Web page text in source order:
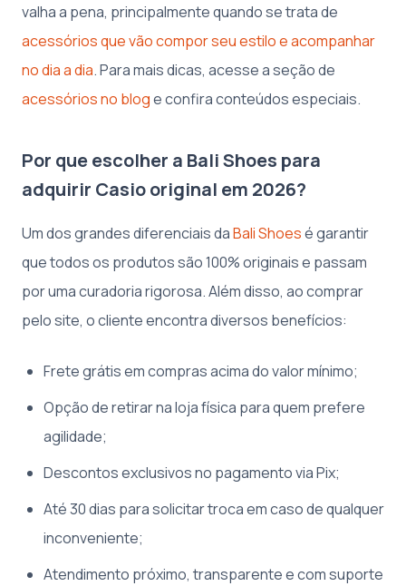
valha a pena, principalmente quando se trata de
acessórios que vão compor seu estilo e acompanhar
no dia a dia. Para mais dicas, acesse a seção de
acessórios no bloge confira conteúdos especiais.
Por que escolher a Bali Shoes para
adquirir Casio original em 2026?
Um dos grandes diferenciais daBali Shoesé garantir
que todos os produtos são 100% originais e passam
por uma curadoria rigorosa. Além disso, ao comprar
pelo site, o cliente encontra diversos benefícios:
Frete grátis em compras acima do valor mínimo;
Opção de retirar na loja física para quem prefere
agilidade;
Descontos exclusivos no pagamento via Pix;
Até 30 dias para solicitar troca em caso de qualquer
inconveniente;
Atendimento próximo, transparente e com suporte